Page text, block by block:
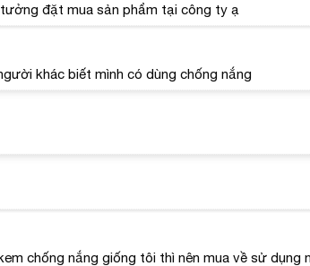
phần
đặt mua sản phẩm tại công ty ạ
khác biết mình có dùng chống nắng
chống nắng giống tôi thì nên mua về sử dụng